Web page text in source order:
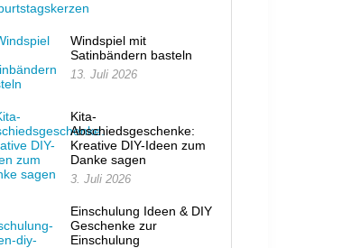
Windspiel mit
Satinbändern basteln
13. Juli 2026
Kita-
Abschiedsgeschenke:
Kreative DIY-Ideen zum
Danke sagen
3. Juli 2026
Einschulung Ideen & DIY
Geschenke zur
Einschulung